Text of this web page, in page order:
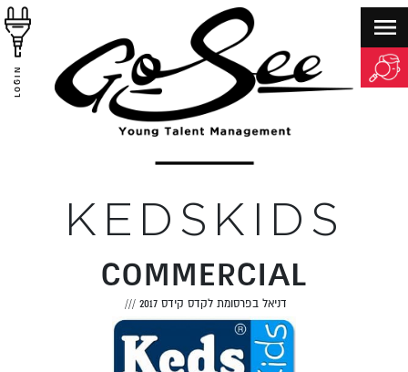
LOGIN
KEDSKIDS
COMMERCIAL
דניאל בפרסומת לקדס קידס 2017 ///